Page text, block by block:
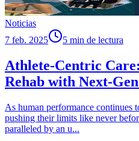
Noticias
7 feb. 2025
5 min de lectura
Athlete-Centric
Rehab with Next-
As human performance continues
pushing their limits like never
paralleled by an u...